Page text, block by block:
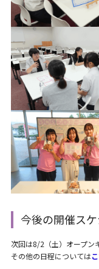
今後の開催ス
次回は8/2（土）オープン
その他の日程については